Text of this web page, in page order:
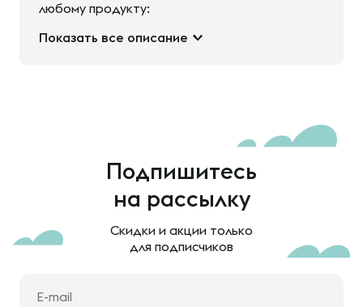
любому продукту:
Показать все описание
Подпишитесь
на рассылку
Скидки и акции только
для подписчиков